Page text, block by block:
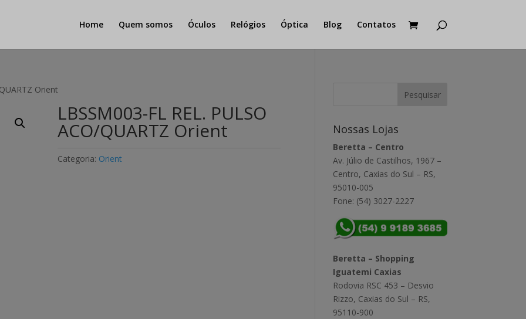
Home Quem somos Óculos Relógios Óptica Blog Contatos
Orient
LBSSM003-FL REL. PULSO
ACO/QUARTZ Orient
Categoria: Orient
Nossas Lojas
Beretta – Centro
Av. Júlio de Castilhos, 1967 –
Centro, Caxias do Sul – RS,
95010-005
Fone: (54) 3027-2227
Beretta – Shopping
Iguatemi Caxias
Rodovia RSC 453 – Desvio
Rizzo, Caxias do Sul – RS,
95110-900